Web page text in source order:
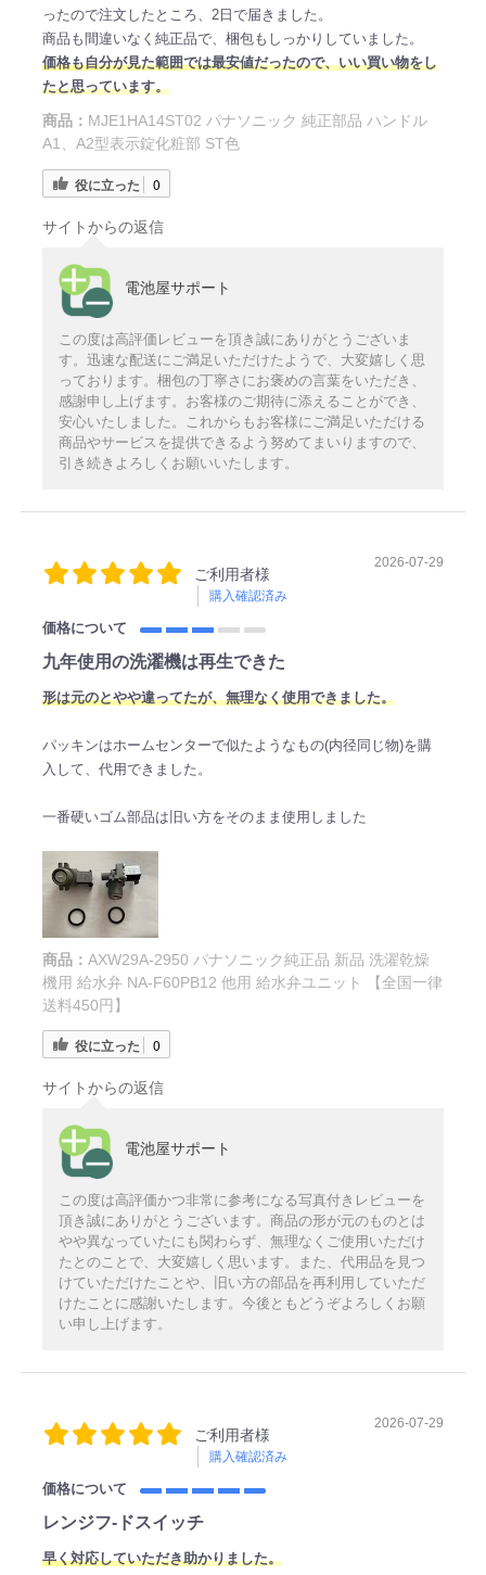
ったので注文したところ、2日で届きました。
商品も間違いなく純正品で、梱包もしっかりしていました。
価格も自分が見た範囲では最安値だったので、いい買い物をし
たと思っています。
商品： MJE1HA14ST02 パナソニック 純正部品 ハンドル
A1、A2型表示錠化粧部 ST色
役に立った 0
サイトからの返信
電池屋サポート
この度は高評価レビューを頂き誠にありがとうございま
す。迅速な配送にご満足いただけたようで、大変嬉しく思
っております。梱包の丁寧さにお褒めの言葉をいただき、
感謝申し上げます。お客様のご期待に添えることができ、
安心いたしました。これからもお客様にご満足いただける
商品やサービスを提供できるよう努めてまいりますので、
引き続きよろしくお願いいたします。
ご利用者様
購入確認済み
2026-07-29
価格について
九年使用の洗濯機は再生できた
形は元のとやや違ってたが、無理なく使用できました。
パッキンはホームセンターで似たようなもの(内径同じ物)を購
入して、代用できました。
一番硬いゴム部品は旧い方をそのまま使用しました
商品： AXW29A-2950 パナソニック純正品 新品 洗濯乾燥
機用 給水弁 NA-F60PB12 他用 給水弁ユニット 【全国一律
送料450円】
役に立った 0
サイトからの返信
電池屋サポート
この度は高評価かつ非常に参考になる写真付きレビューを
頂き誠にありがとうございます。商品の形が元のものとは
やや異なっていたにも関わらず、無理なくご使用いただけ
たとのことで、大変嬉しく思います。また、代用品を見つ
けていただけたことや、旧い方の部品を再利用していただ
けたことに感謝いたします。今後ともどうぞよろしくお願
い申し上げます。
ご利用者様
購入確認済み
2026-07-29
価格について
レンジフ‐ドスイッチ
早く対応していただき助かりました。